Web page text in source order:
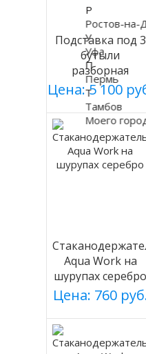
Подставка под 3
бутыли
разборная
(БЕЛАЯ), Россия
Цена: 5 100
Aqua Work на
шурупах серебро
Цена: 760
Р
Ростов-на-
У
Уфа
П
Пермь
Т
Тамбов
Моего